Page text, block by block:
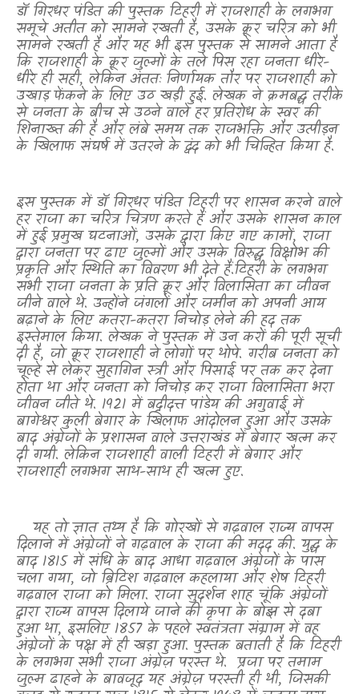
डॉ गिरधर पंडित की पुस्तक टिहरी में राजशाही के लगभग
समूचे अतीत को सामने रखती है, उसके क्रूर चरित्र को भी
सामने रखती है और यह भी इस पुस्तक से सामने आता है
कि राजशाही के क्रूर जुल्मों के तले पिस रहा जनता धीरे-
धीरे ही सही, लेकिन अंततः निर्णायक तौर पर राजशाही को
उखाड़ फेंकने के लिए उठ खड़ी हुई. लेखक ने क्रमबद्ध तरीके
से जनता के बीच से उठने वाले हर प्रतिरोध के स्वर की
शिनाख्त की है और लंबे समय तक राजभक्ति और उत्पीड़न
के खिलाफ संघर्ष में उतरने के द्वंद को भी चिन्हित किया है.
इस पुस्तक में डॉ गिरधर पंडित टिहरी पर शासन करने वाले
हर राजा का चरित्र चित्रण करते हैं और उसके शासन काल
में हुई प्रमुख घटनाओं, उसके द्वारा किए गए कामों, राजा
द्वारा जनता पर ढाए जुल्मों और उसके विरुद्ध विक्षोभ की
प्रकृति और स्थिति का विवरण भी देते हैं.टिहरी के लगभग
सभी राजा जनता के प्रति क्रूर और विलासिता का जीवन
जीने वाले थे. उन्होंने जंगलों और जमीन को अपनी आय
बढ़ाने के लिए कतरा-कतरा निचोड़ लेने की हद तक
इस्तेमाल किया. लेखक ने पुस्तक में उन करों की पूरी सूची
दी है, जो क्रूर राजशाही ने लोगों पर थोपे. गरीब जनता को
चूल्हे से लेकर सुहागिन स्त्री और पिसाई पर तक कर देना
होता था और जनता को निचोड़ कर राजा विलासिता भरा
जीवन जीते थे. 1921 में बद्रीदत्त पांडेय की अगुवाई में
बागेश्वर कुली बेगार के खिलाफ आंदोलन हुआ और उसके
बाद अंग्रेजों के प्रशासन वाले उत्तराखंड में बेगार खत्म कर
दी गयी. लेकिन राजशाही वाली टिहरी में बेगार और
राजशाही लगभग साथ-साथ ही खत्म हुए.
यह तो ज्ञात तथ्य है कि गोरखों से गढ़वाल राज्य वापस
दिलाने में अंग्रेजों ने गढ़वाल के राजा की मदद की. युद्ध के
बाद 1815 में संधि के बाद आधा गढ़वाल अंग्रेजों के पास
चला गया, जो ब्रिटिश गढ़वाल कहलाया और शेष टिहरी
गढ़वाल राजा को मिला. राजा सुदर्शन शाह चूंकि अंग्रेजों
द्वारा राज्य वापस दिलाये जाने की कृपा के बोझ से दबा
हुआ था,इसलिए 1857 के पहले स्वतंत्रता संग्राम में वह
अंग्रेजों के पक्ष में ही खड़ा हुआ. पुस्तक बताती है कि टिहरी
के लगभग सभी राजा अंग्रेज़ परस्त थे. प्रजा पर तमाम
जुल्म ढाहने के बावजूद यह अंग्रेज़ परस्ती ही थी, जिसकी